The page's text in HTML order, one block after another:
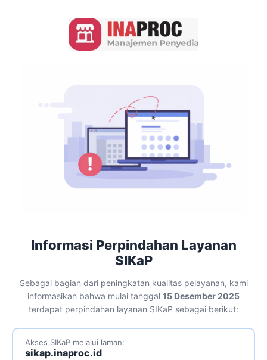
Informasi Perpindahan Layanan
SIKaP
Sebagai bagian dari peningkatan kualitas pelayanan, kami
informasikan bahwa mulai tanggal 15 Desember 2025
terdapat perpindahan layanan SIKaP sebagai berikut:
Akses SIKaP melalui laman:
sikap.inaproc.id